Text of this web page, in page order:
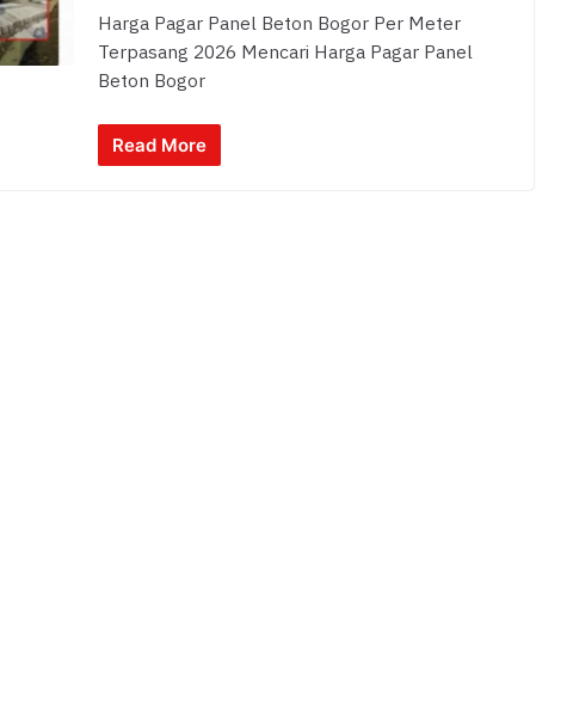
Harga Pagar Panel Beton Bogor Per Meter
Terpasang 2026 Mencari Harga Pagar Panel
Beton Bogor
Read More